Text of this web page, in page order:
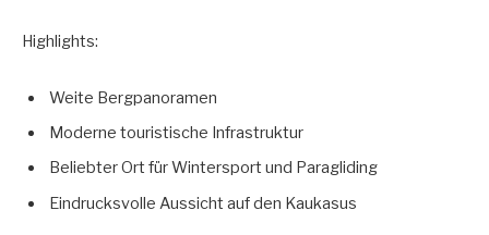
Highlights:
Weite Bergpanoramen
Moderne touristische Infrastruktur
Beliebter Ort für Wintersport und Paragliding
Eindrucksvolle Aussicht auf den Kaukasus